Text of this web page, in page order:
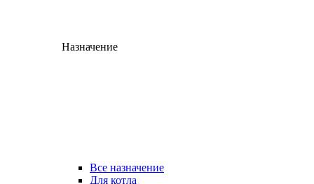
Назначение
Все назначение
Для котла